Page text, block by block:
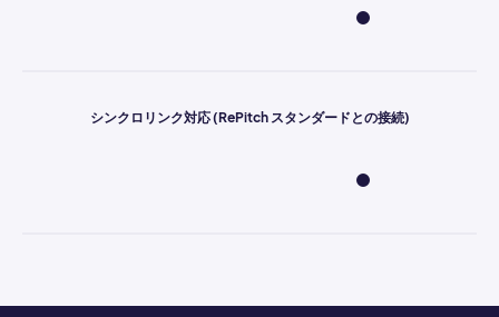
シンクロリンク対応 (RePitch スタンダードとの接続)